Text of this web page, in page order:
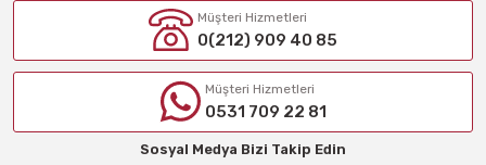
Müşteri Hizmetleri
0(212) 909 40 85
Müşteri Hizmetleri
0531 709 22 81
Sosyal Medya Bizi Takip Edin